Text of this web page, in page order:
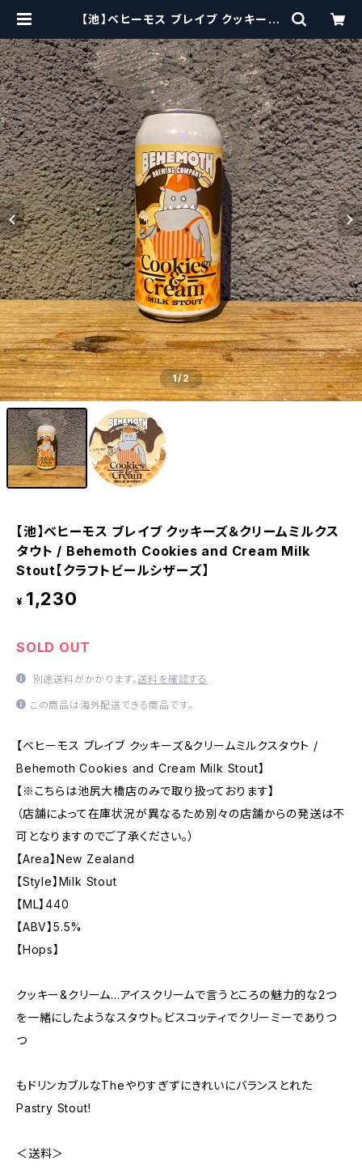
【池】ベヒーモス ブレイブ クッキーズ
th Cookies and Cream Milk St
out【クラフトビールシザーズ】 | cra
ftbeerscissors
1/2
【池】ベヒーモス ブレイブ クッキーズ＆クリームミルクス
タウト / Behemoth Cookies and Cream Milk
Stout【クラフトビールシザーズ】
¥ 1,230
SOLD OUT
別途送料がかかります。送料を確認する
この商品は海外配送できる商品です。
【ベヒーモス ブレイブ クッキーズ＆クリームミルクスタウト /
Behemoth Cookies and Cream Milk Stout】
【※こちらは池尻大橋店のみで取り扱っております】
（店舗によって在庫状況が異なるため別々の店舗からの発送は不
可となりますのでご了承ください。）
【Area】New Zealand
【Style】Milk Stout
【ML】440
【ABV】5.5%
【Hops】
クッキー&クリーム...アイスクリームで言うところの魅力的な2つ
を一緒にしたようなスタウト。ビスコッティでクリーミーでありつ
つ
もドリンカブルなTheやりすぎずにきれいにバランスとれた
Pastry Stout!
＜送料＞